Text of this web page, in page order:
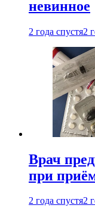
невинное
2 года спустя2
Врач
при
2 года спустя2